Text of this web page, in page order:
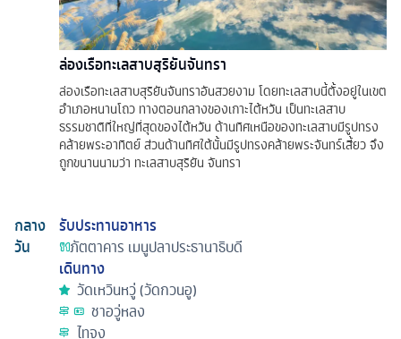
ล่องเรือทะเลสาบสุริยันจันทรา
ล่องเรือทะเลสาบสุริยันจันทราอันสวยงาม โดยทะเลสาบนี้ตั้งอยู่ในเขต
อำเภอหนานโถว ทางตอนกลางของเกาะไต้หวัน เป็นทะเลสาบ
ธรรมชาติที่ใหญ่ที่สุดของไต้หวัน ด้านทิศเหนือของทะเลสาบมีรูปทรง
คล้ายพระอาทิตย์ ส่วนด้านทิศใต้นั้นมีรูปทรงคล้ายพระจันทร์เสี้ยว จึง
ถูกขนานนามว่า ทะเลสาบสุริยัน จันทรา
กลาง
วัน
รับประทานอาหาร
ภัตตาคาร เมนูปลาประธานาธิบดี
เดินทาง
วัดเหวินหวู่ (วัดกวนอู)
ชาอวู่หลง
ไทจง